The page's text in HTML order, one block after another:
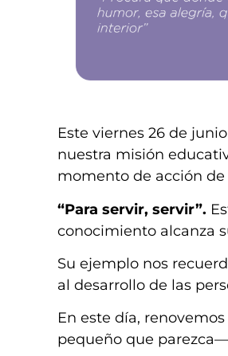
Este viernes 26 de
nuestra misión
momento de acción
“Para servir, servir”.
conocimiento alcanza
Su ejemplo nos
al desarrollo de las
En este día,
pequeño que